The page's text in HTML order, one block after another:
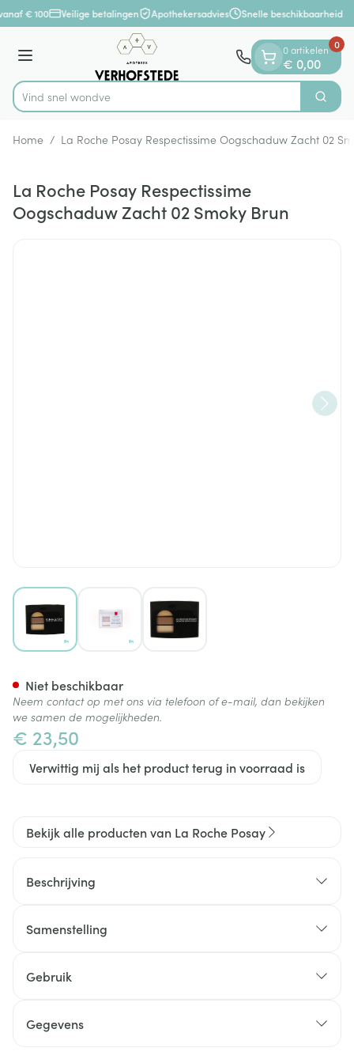
Ga naar de inhoud
1 van 1
€ 100 Veilige betalingen Apothekersadvies Snelle beschikbaarheid
Menu
Product, merk, categorie...
Vind snel Zoek
0 artikelen
€ 0,00
0
Home / La Roche Posay Respectissime Oogschaduw Zacht 02
La Roche Posay Respectissime
Oogschaduw Zacht 02 Smoky Brun
View larger imageView larger imageView larger image
€ 23,50
Verwittig mij als het product terug in voorraad is
Niet beschikbaar
Neem contact op met ons via telefoon of e-mail, dan bekijken
we samen de mogelijkheden.
Bekijk alle producten van La Roche Posay
Beschrijving
Samenstelling
Gebruik
Gegevens